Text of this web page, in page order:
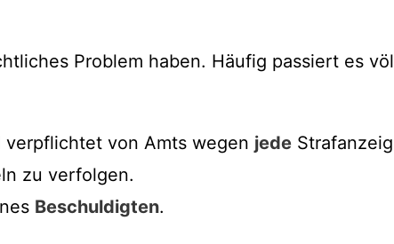
Problem haben. Häufig passiert es
von Amts wegen jede
zu verfolgen.
Beschuldigten.